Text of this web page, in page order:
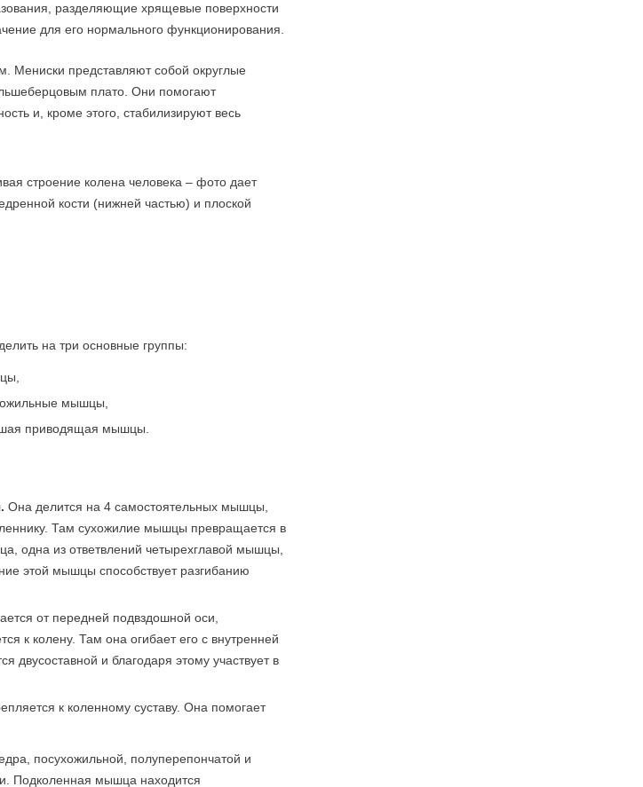
разделяющие хрящевые поверхности
для его нормального функционирования.
Мениски представляют собой округлые
плато. Они помогают
и, кроме этого, стабилизируют весь
строение колена человека – фото дает
кости (нижней частью) и плоской
на три основные группы:
мышцы,
приводящая мышцы.
Она делится на 4 самостоятельных мышцы,
Там сухожилие мышцы превращается в
одна из ответвлений четырехглавой мышцы,
этой мышцы способствует разгибанию
от передней подвздошной оси,
к колену. Там она огибает его с внутренней
двусоставной и благодаря этому участвует в
к коленному суставу. Она помогает
посухожильной, полуперепончатой и
Подколенная мышца находится